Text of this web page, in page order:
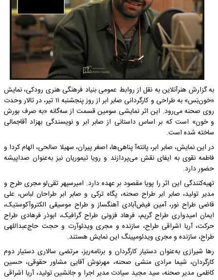
به گزارش هنرآنلاین به نقل از روابط عمومی بنیاد فرهنگی هنری رودکی، نمایش
«خون‌بَس» به طراحی و کارگردانی صابر ابر از روز پنجشنبه ۱۱ تیر، در تالار وحدت
روی صحنه می‌رود. این اثر نمایشی سومین قسمت از سه‌گانه «به صرف بورش
و خون» است که بر اساس داستانی از صابر ابر و نویسندگی بهزاد آقاجمالی
ساخته شده است.
در این نمایش، صابر ابر، پانته‌آ پناهی‌ها، اصغر پیران، سهیلا صالحی، الهام کردا و
فاطمه نقوی به ایفای نقش می‌پردازند و رویا تیموریان نیز به‌عنوان صداپیشه
حضور دارد.
تهیه‌کنندگی این اثر را پویا مقصود بر عهده دارد. امیرسپهر تقی‌لو مجری طرح و
مدیر تولید، صابر ابر طراح صحنه، پگاه ترکی و صابر ابر طراحان لباس، علی
قاضی طراح نور، آمین فیض‌آبادی آهنگساز و طراح موسیقی الکتروآکوستیک،
ایمان امیدواری طراح گریم، فرهاد فزونی طراح گرافیک، ابوذر فرهادی طراح
حرکت، آریا اشراقی طراح، سازنده و مجری ویدئوآرت و حجت حاج‌عبداللهی
طراح، سازنده و مجری ویدئومپینگ این نمایش هستند.
رها شیرازی به‌عنوان دستیار کارگردان و برنامه‌ریز، مرتضی سالاری دستیار دوم
کارگردان، شیما مرادی منشی صحنه، مهرنوش آقایی مشاور حقوقی، حسین
کاظمی مدیر صحنه، سید مجید سیادت مدیر اجرا و جانشین تولید، آریا اشراقی